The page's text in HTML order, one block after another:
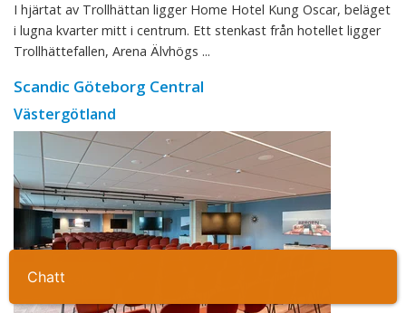
Ta kontakt
I hjärtat av Trollhättan ligger Home Hotel Kung Oscar, beläget
i lugna kvarter mitt i centrum. Ett stenkast från hotellet ligger
Trollhättefallen, Arena Älvhögs ...
Scandic Göteborg Central
Västergötland